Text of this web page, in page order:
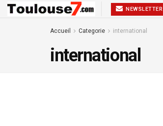
NEWSLETTER
Accueil Categorie international
international